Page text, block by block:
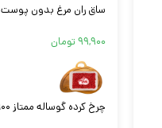
ساق ران مرغ بدون پوست ۹۰۰ گرمی رویال طعم
۹۹,۹۰۰تومان
چرخ کرده گوساله ممتاز ۹۰۰ گرمی رویال طعم